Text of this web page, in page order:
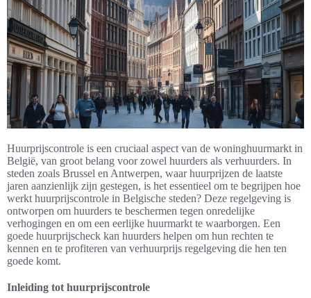
Huurprijscontrole is een cruciaal aspect van de woninghuurmarkt in
België, van groot belang voor zowel huurders als verhuurders. In
steden zoals Brussel en Antwerpen, waar huurprijzen de laatste
jaren aanzienlijk zijn gestegen, is het essentieel om te begrijpen hoe
werkt huurprijscontrole in Belgische steden? Deze regelgeving is
ontworpen om huurders te beschermen tegen onredelijke
verhogingen en om een eerlijke huurmarkt te waarborgen. Een
goede huurprijscheck kan huurders helpen om hun rechten te
kennen en te profiteren van verhuurprijs regelgeving die hen ten
goede komt.
Inleiding tot huurprijscontrole